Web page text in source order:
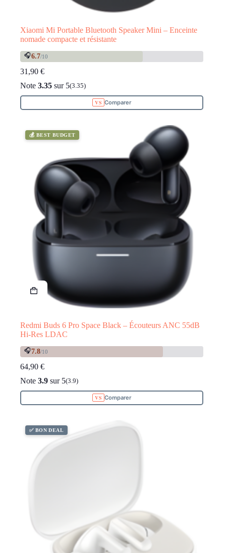
Xiaomi Mi Portable Bluetooth Speaker Mini – Enceinte
nomade compacte et résistante
🎧6.7/10
31,90 €
Note 3.35 sur 5(3.35)
Comparer
💰 BEST BUDGET
Redmi Buds 6 Pro Space Black – Écouteurs ANC 55dB
Hi-Res LDAC
🎧7.8/10
64,90 €
Note 3.9 sur 5(3.9)
Comparer
✅ BON DEAL